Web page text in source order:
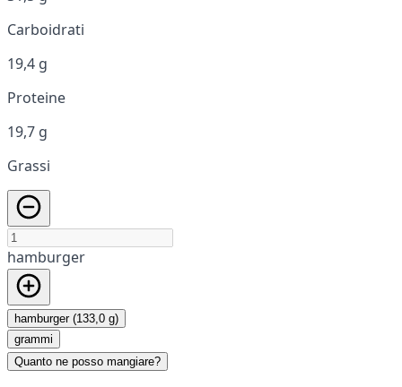
Carboidrati
19,4 g
Proteine
19,7 g
Grassi
hamburger
hamburger (133,0 g)
grammi
Quanto ne posso mangiare?